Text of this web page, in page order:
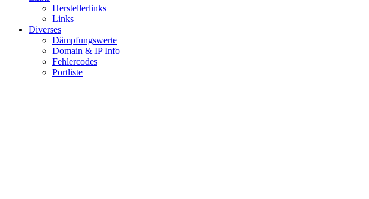
Herstellerlinks
Links
Diverses
Dämpfungswerte
Domain & IP Info
Fehlercodes
Portliste